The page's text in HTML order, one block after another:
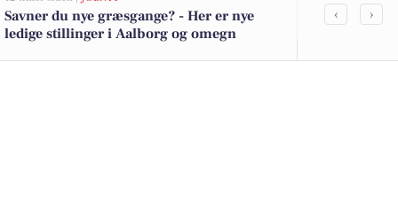
Savner du nye græsgange? - Her er nye
ledige stillinger i Aalborg og omegn
‹ ›